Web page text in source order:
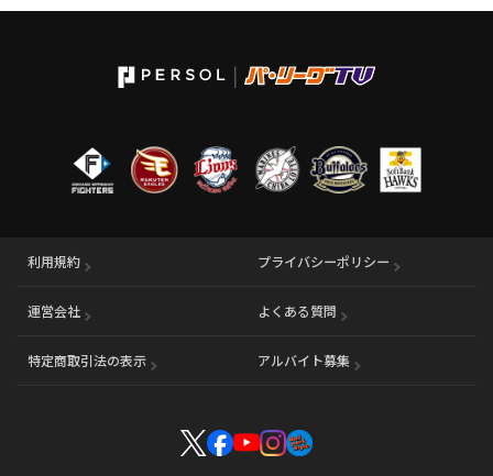
利用規約 プライバシーポリシー
運営会社 （別ウィンドウで開く） よくある質問
特定商取引法の表示 アルバイト募集 （別ウィンドウで開く